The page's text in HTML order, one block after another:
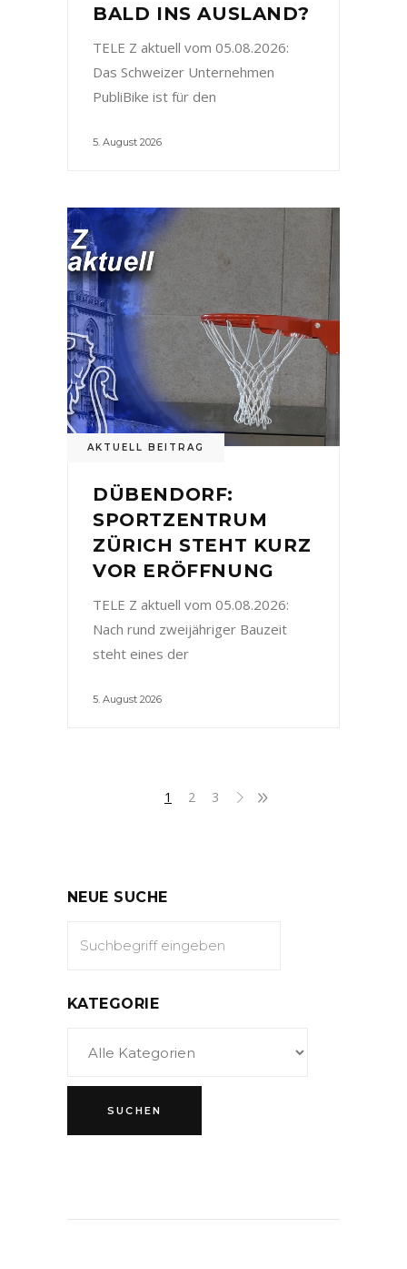
BALD INS AUSLAND?
TELE Z aktuell vom 05.08.2026:
Das Schweizer Unternehmen
PubliBike ist für den
5. August 2026
AKTUELL BEITRAG
DÜBENDORF:
SPORTZENTRUM
ZÜRICH STEHT KURZ
VOR ERÖFFNUNG
TELE Z aktuell vom 05.08.2026:
Nach rund zweijähriger Bauzeit
steht eines der
5. August 2026
1 2 3
NEUE SUCHE
KATEGORIE